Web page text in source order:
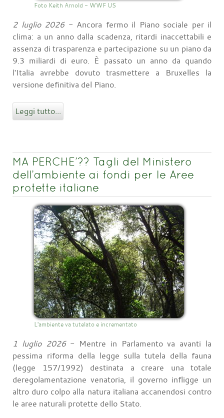
Foto Keith Arnold - WWF US
2 luglio 2026- Ancora fermo il Piano sociale per il
clima: a un anno dalla scadenza, ritardi inaccettabili e
assenza di trasparenza e partecipazione su un piano da
9.3 miliardi di euro. È passato un anno da quando
l'Italia avrebbe dovuto trasmettere a Bruxelles la
versione definitiva del Piano.
Leggi tutto...
MA PERCHE’?? Tagli del Ministero
dell’ambiente ai fondi per le Aree
protette italiane
L'ambiente va tutelato e incrementato
1 luglio 2026- Mentre in Parlamento va avanti la
pessima riforma della legge sulla tutela della fauna
(legge 157/1992) destinata a creare una totale
deregolamentazione venatoria, il governo infligge un
altro duro colpo alla natura italiana accanendosi contro
le aree naturali protette dello Stato.